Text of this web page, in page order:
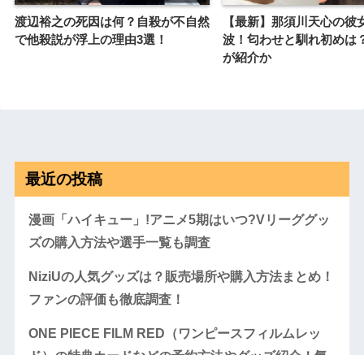
渡辺裕之の死因は何？自殺が不自然
で他殺説が浮上の理由3選！
【最新】那須川天心の彼
波！匂わせと馴れ初めは
が紹介か
最近の投稿
漫画「ハイキュー」!アニメ5期はいつ?Vリーググッ
ズの購入方法や選手一覧も調査
NiziUの人気グッズは？販売場所や購入方法まとめ！
ファンの評価も徹底調査！
ONE PIECE FILM RED（ワンピースフィルムレッ